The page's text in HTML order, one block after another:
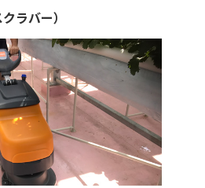
ラバー）